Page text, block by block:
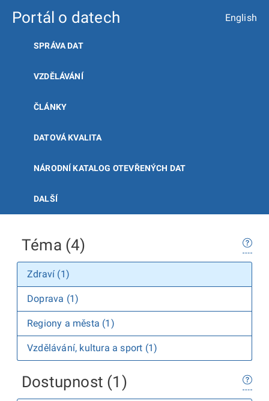
Portál o datech English
SPRÁVA DAT
VZDĚLÁVÁNÍ
ČLÁNKY
DATOVÁ KVALITA
NÁRODNÍ KATALOG OTEVŘENÝCH DAT
DALŠÍ
Téma (4)
Zdraví (1)
Doprava (1)
Regiony a města (1)
Vzdělávání, kultura a sport (1)
Dostupnost (1)